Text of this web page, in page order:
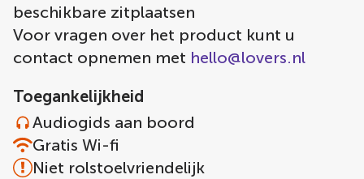
beschikbare zitplaatsen
Voor vragen over het product kunt u
contact opnemen met hello@lovers.nl
Toegankelijkheid
Audiogids aan boord
Gratis Wi-fi
Niet rolstoelvriendelijk